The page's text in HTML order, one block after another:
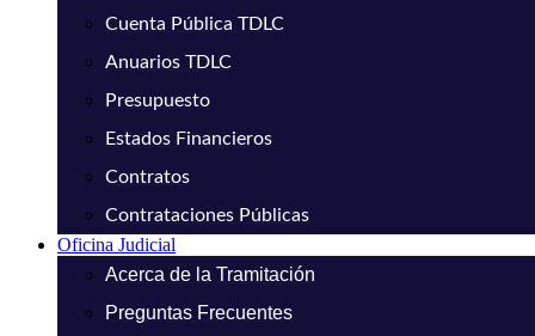
Cuenta Pública TDLC
Anuarios TDLC
Presupuesto
Estados Financieros
Contratos
Contrataciones Públicas
Oficina Judicial
Acerca de la Tramitación
Preguntas Frecuentes